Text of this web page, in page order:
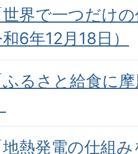
界で一つだけ
6年12月18日）
るさと給食に
熱発電の仕組